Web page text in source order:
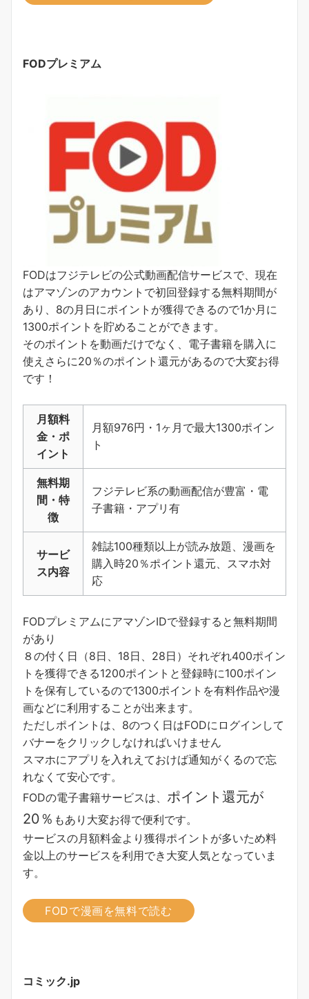
FODプレミアム
FODはフジテレビの公式動画配信サービスで、現在
はアマゾンのアカウントで初回登録する無料期間が
あり、8の月日にポイントが獲得できるので1か月に
1300ポイントを貯めることができます。
そのポイントを動画だけでなく、電子書籍を購入に
使えさらに20％のポイント還元があるので大変お得
です！
月額料
金・ポ
イント
月額976円・1ヶ月で最大1300ポイン
ト
無料期
間・特
徴
フジテレビ系の動画配信が豊富・電
子書籍・アプリ有
サービ
ス内容
雑誌100種類以上が読み放題、漫画を
購入時20％ポイント還元、スマホ対
応
FODプレミアムにアマゾンIDで登録すると無料期間
があり
８の付く日（8日、18日、28日）それぞれ400ポイン
トを獲得できる1200ポイントと登録時に100ポイン
トを保有しているので1300ポイントを有料作品や漫
画などに利用することが出来ます。
ただしポイントは、8のつく日はFODにログインして
バナーをクリックしなければいけません
スマホにアプリを入れえておけば通知がくるので忘
れなくて安心です。
FODの電子書籍サービスは、 ポイント還元が
20％ もあり大変お得で便利です。
サービスの月額料金より獲得ポイントが多いため料
金以上のサービスを利用でき大変人気となっていま
す。
FODで漫画を無料で読む
コミック.jp